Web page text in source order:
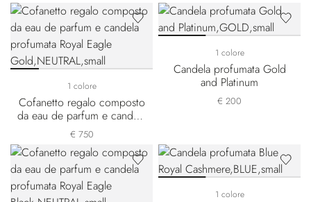
1 colore
Cofanetto regalo composto
da eau de parfum e candela
profumata Royal Eagle Gold
€ 750
1 colore
Candela profumata Gold
and Platinum
€ 200
1 colore